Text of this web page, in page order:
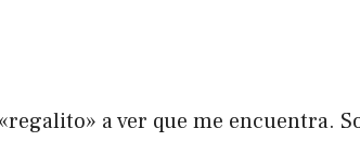
a ver que me encuentra.